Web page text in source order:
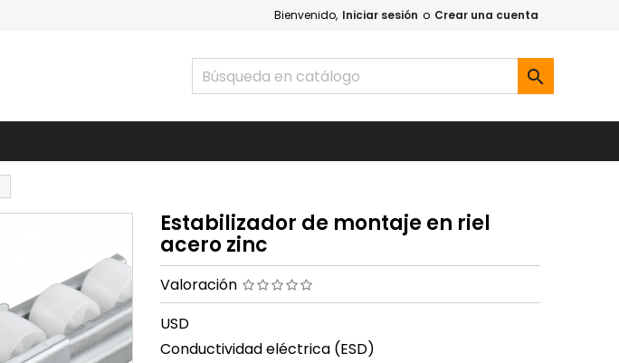
Bienvenido, Iniciar sesión o Crear una cuenta

Estabilizador de montaje en riel
acero zinc
Valoración
USD
Conductividad eléctrica (ESD)